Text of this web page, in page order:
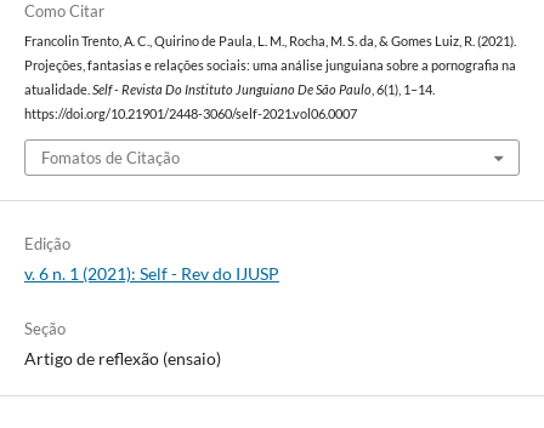
Como Citar
Francolin Trento, A. C., Quirino de Paula, L. M., Rocha, M. S. da, & Gomes Luiz, R. (2021).
Projeções, fantasias e relações sociais: uma análise junguiana sobre a pornografia na
atualidade.Self - Revista Do Instituto Junguiano De São Paulo,6(1), 1–14.
https://doi.org/10.21901/2448-3060/self-2021.vol06.0007
Fomatos de Citação
Edição
v. 6 n. 1 (2021): Self - Rev do IJUSP
Seção
Artigo de reflexão (ensaio)